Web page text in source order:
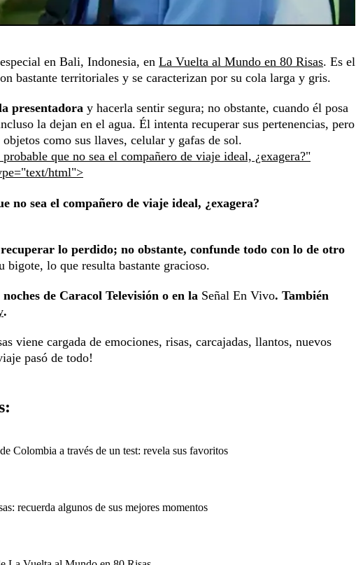
en Bali, Indonesia, en La Vuelta al Mundo en 80 Risas. Es el
bastante territoriales y se caracterizan por su cola larga y gris.
presentadora y hacerla sentir segura; no obstante, cuando él posa
la dejan en el agua. Él intenta recuperar sus pertenencias, pero
como sus llaves, celular y gafas de sol.
que no sea el compañero de viaje ideal, ¿exagera?"
html">
no sea el compañero de viaje ideal, ¿exagera?
lo perdido; no obstante, confunde todo con lo de otro
lo que resulta bastante gracioso.
noches de Caracol Televisión o en la Señal En Vivo. También
.
viene cargada de emociones, risas, carcajadas, llantos, nuevos
pasó de todo!
Colombia a través de un test: revela sus favoritos
recuerda algunos de sus mejores momentos